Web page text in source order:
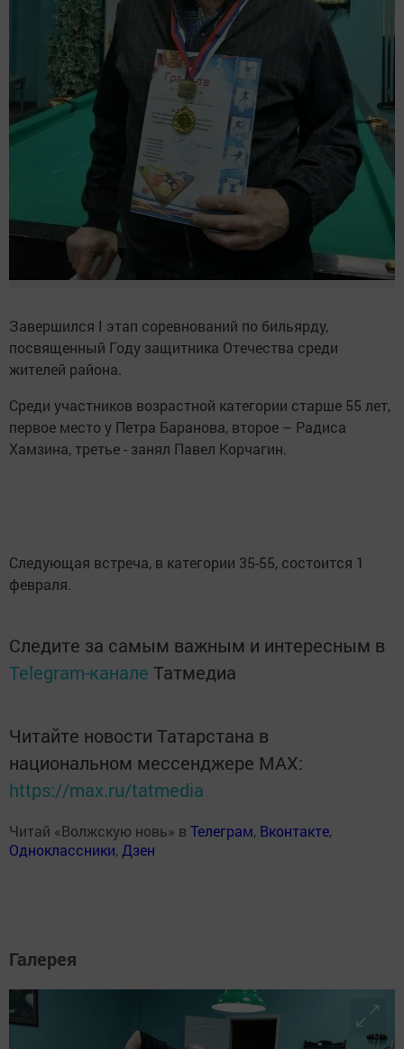
Завершился I этап соревнований по бильярду,
посвященный Году защитника Отечества среди
жителей района.
Среди участников возрастной категории старше 55 лет,
первое место у Петра Баранова, второе – Радиса
Хамзина, третье - занял Павел Корчагин.
Следующая встреча, в категории 35-55, состоится 1
февраля.
Следите за самым важным и интересным в
Telegram-канале Татмедиа
Читайте новости Татарстана в
национальном мессенджере MАХ:
https://max.ru/tatmedia
Читай «Волжскую новь» в Телеграм, Вконтакте,
Одноклассники, Дзен
Галерея